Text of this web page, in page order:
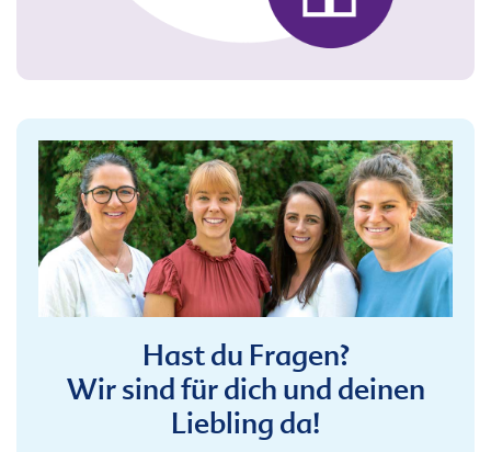
Hast du Fragen?
Wir sind für dich und deinen
Liebling da!